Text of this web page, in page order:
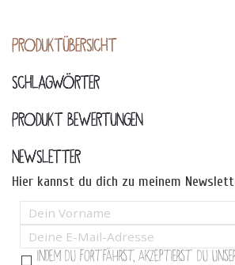
PRODUKTÜBERSICHT
SCHLAGWÖRTER
PRODUKT BEWERTUNGEN
NEWSLETTER
Hier kannst du dich zu meinem
Indem Du fortfährst, akzeptierst Du